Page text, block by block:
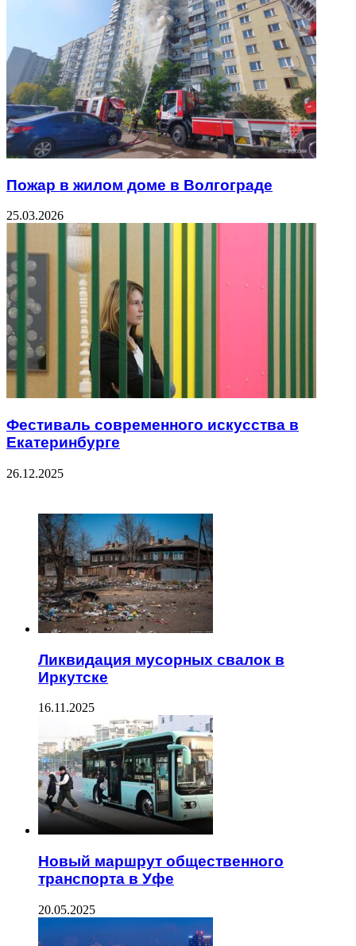
Пожар в жилом доме в Волгограде
25.03.2026
Фестиваль современного искусства в
Екатеринбурге
26.12.2025
Ликвидация мусорных свалок в
Иркутске
16.11.2025
Новый маршрут общественного
транспорта в Уфе
20.05.2025